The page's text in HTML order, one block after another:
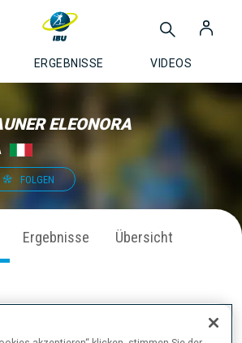
ERGEBNISSE VIDEOS
ELEONORA
FOLGEN
Ergebnisse Übersicht